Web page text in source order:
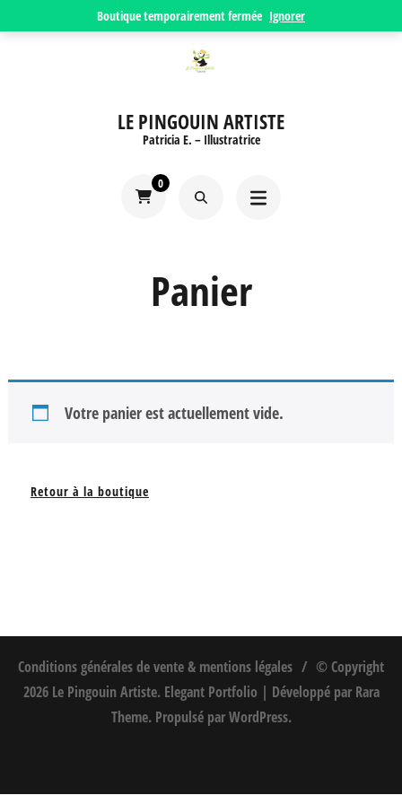
Boutique temporairement fermée Ignorer
LE PINGOUIN ARTISTE
Patricia E. – Illustratrice
0
Panier
Votre panier est actuellement vide.
Retour à la boutique
Conditions générales de vente & mentions légales
© Copyright
2026 Le Pingouin Artiste. Elegant Portfolio | Développé par Rara
Theme. Propulsé parWordPress.